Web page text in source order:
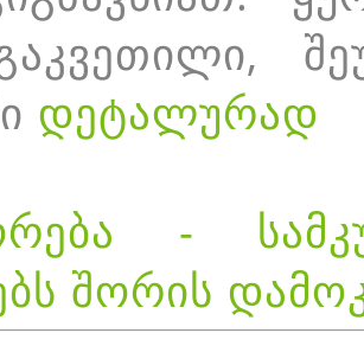
დეტალურად
-
შორის